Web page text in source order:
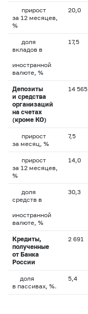
прирост
за 12 месяцев,
%
20,0
доля
вкладов в
иностранной
валюте, %
17,5
Депозиты
и средства
организаций
на счетах
(кроме КО)
14 565
прирост
за месяц, %
7,5
прирост
за 12 месяцев,
%
14,0
доля
средств в
иностранной
валюте, %
30,3
Кредиты,
полученные
от Банка
России
2 691
доля
в пассивах, %.
5,4